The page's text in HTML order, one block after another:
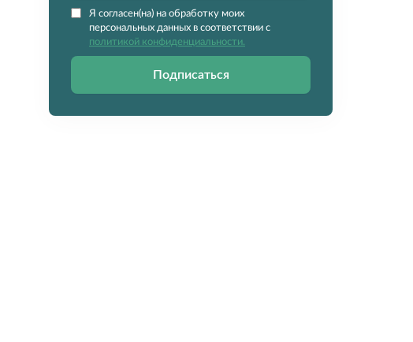
Я согласен(на) на обработку моих
персональных данных в соответствии с
политикой конфиденциальности.
Подписаться